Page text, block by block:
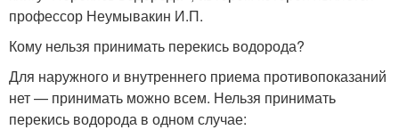
профессор Неумывакин И.П.
Кому нельзя принимать перекись водорода?
Для наружного и внутреннего приема противопоказаний
нет — принимать можно всем. Нельзя принимать
перекись водорода в одном случае: